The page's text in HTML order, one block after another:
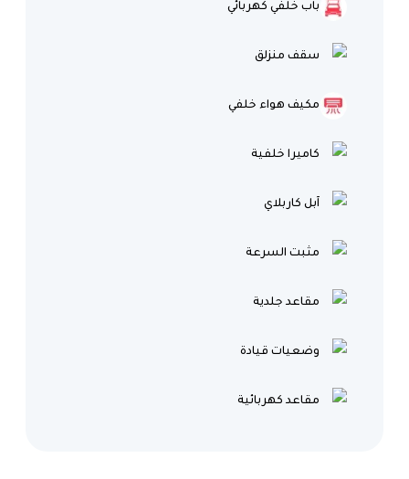
باب خلفي كهربائي
سقف منزلق
مكيف هواء خلفي
كاميرا خلفية
آبل كاربلاي
مثبت السرعة
مقاعد جلدية
وضعيات قيادة
مقاعد كهربائية